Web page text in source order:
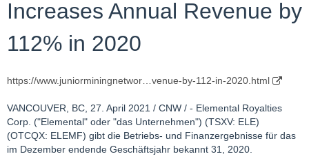
Increases Annual Revenue by
112% in 2020
https://www.juniorminingnetwor…venue-by-112-in-2020.html
VANCOUVER, BC, 27. April 2021 / CNW / - Elemental Royalties
Corp. ("Elemental" oder "das Unternehmen") (TSXV: ELE)
(OTCQX: ELEMF) gibt die Betriebs- und Finanzergebnisse für das
im Dezember endende Geschäftsjahr bekannt 31, 2020.